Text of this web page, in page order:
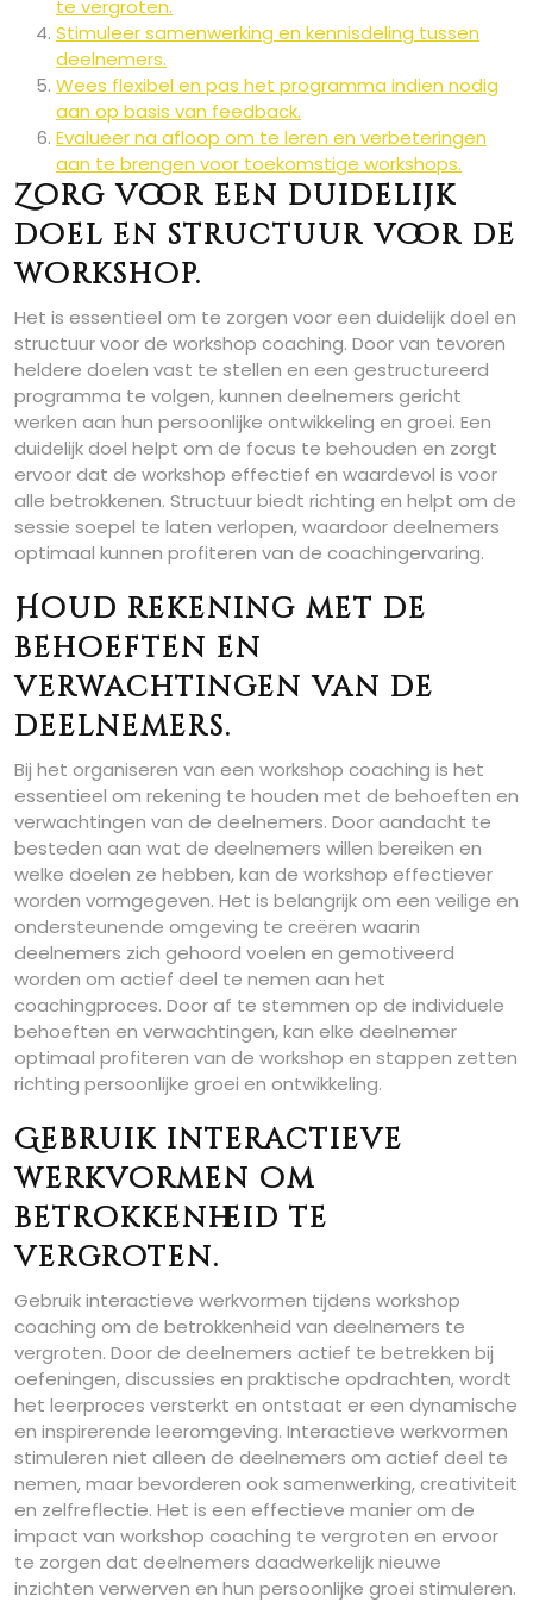
te vergroten.
Stimuleer samenwerking en kennisdeling tussen
deelnemers.
Wees flexibel en pas het programma indien nodig
aan op basis van feedback.
Evalueer na afloop om te leren en verbeteringen
aan te brengen voor toekomstige workshops.
Zorg voor een duidelijk
doel en structuur voor de
workshop.
Het is essentieel om te zorgen voor een duidelijk doel en
structuur voor de workshop coaching. Door van tevoren
heldere doelen vast te stellen en een gestructureerd
programma te volgen, kunnen deelnemers gericht
werken aan hun persoonlijke ontwikkeling en groei. Een
duidelijk doel helpt om de focus te behouden en zorgt
ervoor dat de workshop effectief en waardevol is voor
alle betrokkenen. Structuur biedt richting en helpt om de
sessie soepel te laten verlopen, waardoor deelnemers
optimaal kunnen profiteren van de coachingervaring.
Houd rekening met de
behoeften en
verwachtingen van de
deelnemers.
Bij het organiseren van een workshop coaching is het
essentieel om rekening te houden met de behoeften en
verwachtingen van de deelnemers. Door aandacht te
besteden aan wat de deelnemers willen bereiken en
welke doelen ze hebben, kan de workshop effectiever
worden vormgegeven. Het is belangrijk om een veilige en
ondersteunende omgeving te creëren waarin
deelnemers zich gehoord voelen en gemotiveerd
worden om actief deel te nemen aan het
coachingproces. Door af te stemmen op de individuele
behoeften en verwachtingen, kan elke deelnemer
optimaal profiteren van de workshop en stappen zetten
richting persoonlijke groei en ontwikkeling.
Gebruik interactieve
werkvormen om
betrokkenheid te
vergroten.
Gebruik interactieve werkvormen tijdens workshop
coaching om de betrokkenheid van deelnemers te
vergroten. Door de deelnemers actief te betrekken bij
oefeningen, discussies en praktische opdrachten, wordt
het leerproces versterkt en ontstaat er een dynamische
en inspirerende leeromgeving. Interactieve werkvormen
stimuleren niet alleen de deelnemers om actief deel te
nemen, maar bevorderen ook samenwerking, creativiteit
en zelfreflectie. Het is een effectieve manier om de
impact van workshop coaching te vergroten en ervoor
te zorgen dat deelnemers daadwerkelijk nieuwe
inzichten verwerven en hun persoonlijke groei stimuleren.